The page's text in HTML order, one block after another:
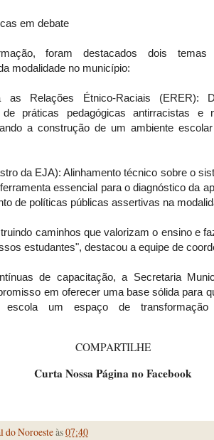
em debate
foram destacados dois
modalidade no município:
as Relações Étnico-Raciais (ERER):
de práticas pedagógicas antirracistas e
a construção de um ambiente
da EJA): Alinhamento técnico sobre o
essencial para o diagnóstico da
de políticas públicas assertivas na
caminhos que valorizam o ensino e
estudantes", destacou a equipe de
de capacitação, a Secretaria
em oferecer uma base sólida para
escola um espaço de
COMPARTILHE
Curta Nossa Página no Facebook
do Noroesteàs07:40